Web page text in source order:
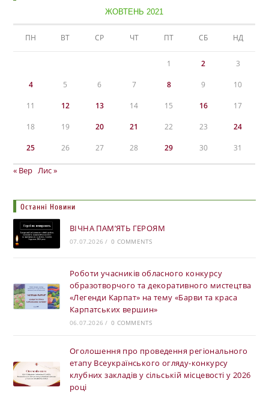
ЖОВТЕНЬ 2021
ПН ВТ СР ЧТ ПТ СБ НД
1 2 3
4 5 6 7 8 9 10
11 12 13 14 15 16 17
18 19 20 21 22 23 24
25 26 27 28 29 30 31
« Вер Лис »
Останні Новини
ВІЧНА ПАМ’ЯТЬ ГЕРОЯМ
07.07.2026 / 0 COMMENTS
Роботи учасників обласного конкурсу
образотворчого та декоративного мистецтва
«Легенди Карпат» на тему «Барви та краса
Карпатських вершин»
06.07.2026 / 0 COMMENTS
Оголошення про проведення регіонального
етапу Всеукраїнського огляду-конкурсу
клубних закладів у сільській місцевості у 2026
році